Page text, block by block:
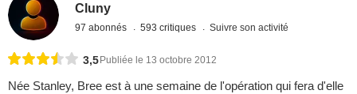
Cluny
97 abonnés 593 critiques Suivre son activité
3,5 Publiée le 13 octobre 2012
Née Stanley, Bree est à une semaine de l'opération qui fera d'elle